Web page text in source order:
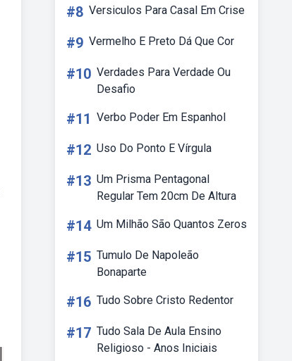
#8 Versiculos Para Casal Em Crise
#9 Vermelho E Preto Dá Que Cor
#10 Verdades Para Verdade Ou
Desafio
#11 Verbo Poder Em Espanhol
#12 Uso Do Ponto E Vírgula
#13 Um Prisma Pentagonal
Regular Tem 20cm De Altura
#14 Um Milhão São Quantos Zeros
#15 Tumulo De Napoleão
Bonaparte
#16 Tudo Sobre Cristo Redentor
#17 Tudo Sala De Aula Ensino
Religioso - Anos Iniciais